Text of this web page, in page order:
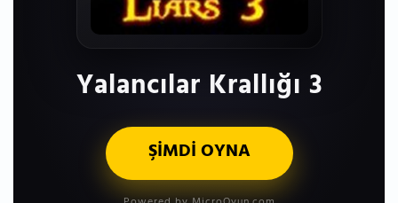
Yalancılar Krallığı 3
ŞİMDİ OYNA